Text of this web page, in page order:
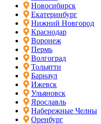
Новосибирск
Екатеринбург
Нижний Новгород
Краснодар
Воронеж
Пермь
Волгоград
Тольятти
Барнаул
Ижевск
Ульяновск
Ярославль
Набережные Челны
Оренбург